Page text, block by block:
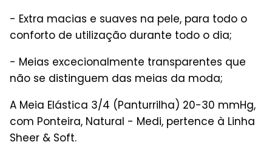
- Extra macias e suaves na pele, para todo o
conforto de utilização durante todo o dia;
- Meias excecionalmente transparentes que
não se distinguem das meias da moda;
A Meia Elástica 3/4 (Panturrilha) 20-30 mmHg,
com Ponteira, Natural - Medi, pertence à Linha
Sheer & Soft.